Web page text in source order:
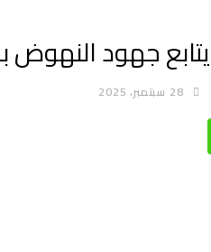
يتابع جهود
28 سبتمبر، 2025